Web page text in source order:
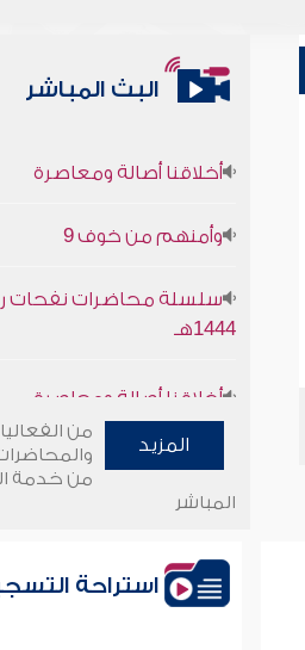
خير أمة
الزوار ، يمكنكم الآن رفع
البث المباشر
1444هـ
وأمنهم من خوف 9
سلسلة محاضرات نفحات
المزيد
من
من خدمة
المباشر
استراحة